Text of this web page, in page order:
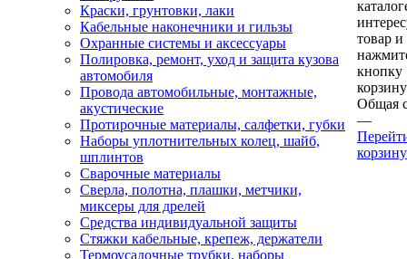
Краски, грунтовки, лаки
Кабельные наконечники и гильзы
Охранные системы и аксессуары
Полировка, ремонт, уход и защита кузова
автомобиля
Провода автомобильные, монтажные,
акустические
Протирочные материалы, салфетки, губки
Наборы уплотнительных колец, шайб,
шплинтов
Сварочные материалы
Сверла, полотна, плашки, метчики,
миксеры для дрелей
Средства индивидуальной защиты
Стяжки кабельные, крепеж, держатели
Термоусадочные трубки, наборы
товар и
кнопку
Общая
—
корзину